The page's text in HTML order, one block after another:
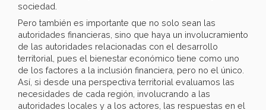
sociedad.
Pero también es importante que no solo sean las
autoridades financieras, sino que haya un involucramiento
de las autoridades relacionadas con el desarrollo
territorial, pues el bienestar económico tiene como uno
de los factores a la inclusión financiera, pero no el único.
Así, si desde una perspectiva territorial evaluamos las
necesidades de cada región, involucrando a las
autoridades locales y a los actores, las respuestas en el